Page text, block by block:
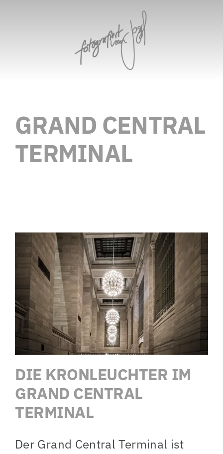
GRAND CENTRAL
TERMINAL
DIE KRONLEUCHTER IM
GRAND CENTRAL
TERMINAL
Der Grand Central Terminal ist